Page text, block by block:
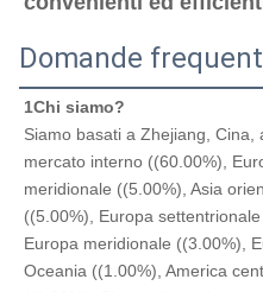
Domande
1Chi siamo?
Siamo basati a Zhejiang,
mercato interno ((60.00%),
meridionale ((5.00%), Asia
((5.00%), Europa
Europa meridionale ((3.00%),
Oceania ((1.00%), America